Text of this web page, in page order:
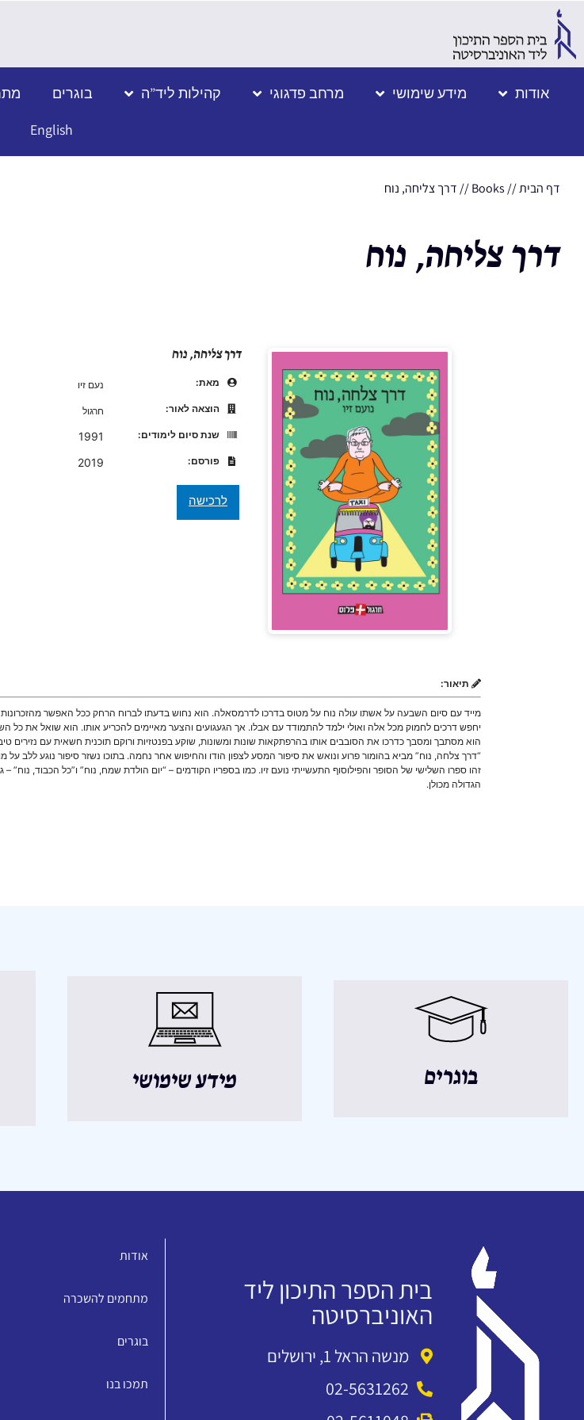
אודות מידע שימושי מרחב פדגוגי קהילות ליד”ה בוגרים
English
דף הבית//
Books
// דרך צליחה, נוח
דרך צליחה, נוח
דרך צליחה, נוח
מאת:
נעם זיו
הוצאה לאור:
חרגול
שנת סיום לימודים:
1991
פורסם: 2019
תיאור:
מייד עם סיום השבעה על אשתו עולה נוח על מטוס בדרכו לדרמסאלה. הוא נחוש בדעתו לברוח הרחק ככל האפשר
יחפש דרכים לחמוק מכל אלה ואולי ילמד להתמודד עם אבלו. אך הגעגועים והצער מאיימים להכריע אותו. הוא שואל את כל
הוא מסתבך ומסבך כדרכו את הסובבים אותו בהרפתקאות שונות ומשונות, שוקע בפנטזיות ורוקם תוכנית חשאית עם נזירים
“דרך צלחה, נוח” מביא בהומור פרוע ונואש את סיפור המסע לצפון הודו והחיפוש אחר נחמה. בתוכו נשזר סיפור נוגע ללב
זהו ספרו השלישי של הסופר והפילוסוף התעשייתי נועם זיו. כמו בספריו הקודמים – “יום הולדת שמח, נוח” ו”כל הכבוד,
הגדולה מכולן.
בוגרים מידע שימושי
בית הספר התיכון ליד
האוניברסיטה
מנשה הראל 1, ירושלים
02-5631262
אודות
מתחמים להשכרה
בוגרים
תמכו בנו